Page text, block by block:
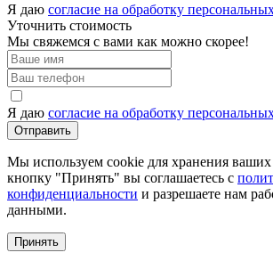
Я даю согласие на обработку
Уточнить стоимость
Мы свяжемся с вами как можно скорее!
Я даю согласие на обработку
Отправить
Мы используем cookie для хранения
кнопку "Принять" вы соглашаетесь с
конфиденциальности и разрешаете нам
данными.
Принять